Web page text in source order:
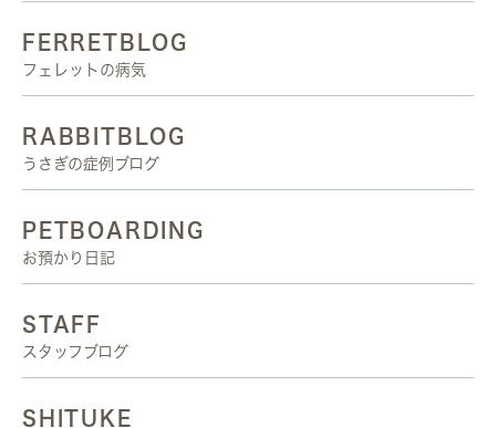
FERRETBLOG
フェレットの病気
RABBITBLOG
うさぎの症例ブログ
PETBOARDING
お預かり日記
STAFF
スタッフブログ
SHITUKE